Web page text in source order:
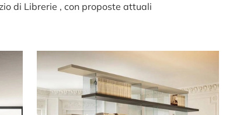
di Librerie , con proposte attuali